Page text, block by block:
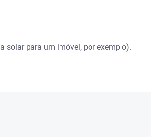
para um imóvel, por exemplo).